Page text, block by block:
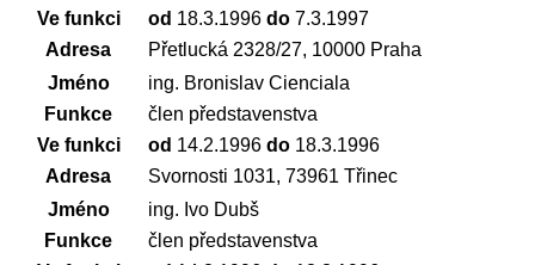
Ve funkci
od 18.3.1996 do7.3.1997
Adresa
Přetlucká 2328/27, 10000 Praha
Jméno
ing. Bronislav Cienciala
Funkce
člen představenstva
Ve funkci
od 14.2.1996 do18.3.1996
Adresa
Svornosti 1031, 73961 Třinec
Jméno
ing. Ivo Dubš
Funkce
člen představenstva